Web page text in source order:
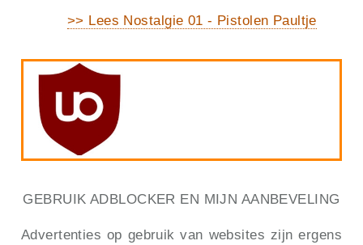
>> Lees Nostalgie 01 - Pistolen Paultje
GEBRUIK ADBLOCKER EN MIJN AANBEVELING
Advertenties op gebruik van websites zijn ergens